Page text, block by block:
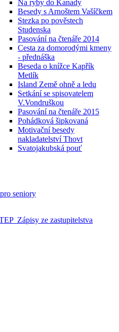
Na ryby do Kanady
Besedy s Arnoštem Vašíčkem
Stezka po pověstech
Studenska
Pasování na čtenáře 2014
Cesta za domorodými kmeny
- přednáška
Beseda o knížce Kapřík
Metlík
Island Země ohně a ledu
Setkání se spisovatelem
V.Vondruškou
Pasování na čtenáře 2015
Pohádková šipkovaná
Motivační besedy
nakladatelství Thovt
Svatojakubská pouť
seniory
Zápisy ze zastupitelstva